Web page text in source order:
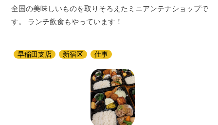
全国の美味しいものを取りそろえたミニアンテナショップで
す。 ランチ飲食もやっています！
早稲田支店 新宿区 仕事